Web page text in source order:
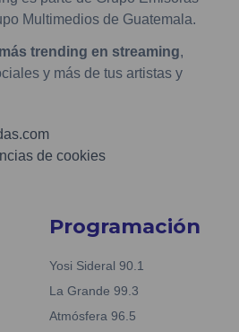
Multimedios de Guatemala.
trending en streaming,
y más de tus artistas y
de cookies
Programación
Yosi Sideral 90.1
La Grande 99.3
Atmósfera 96.5